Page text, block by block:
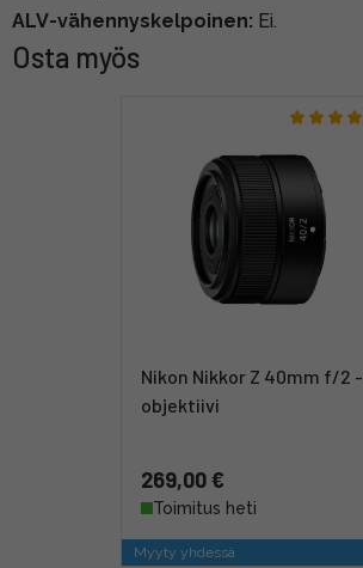
ALV-vähennyskelpoinen: Ei.
Osta myös
Nikon Nikkor Z 40mm f/2 -
objektiivi
269,00 €
Toimitus heti
Myyty yhdessä